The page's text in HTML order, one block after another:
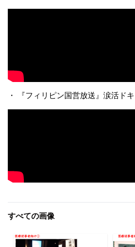
・ 『フィリピン国営放送』涙活ド
すべての画像